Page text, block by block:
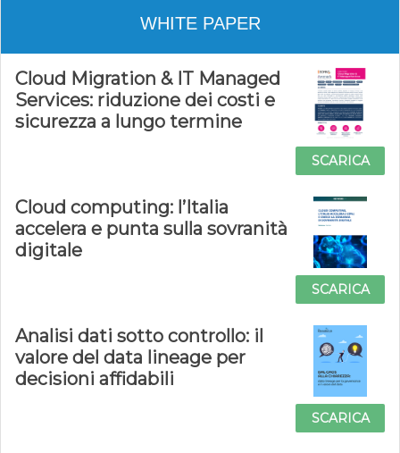
WHITE PAPER
Cloud Migration & IT Managed
Services: riduzione dei costi e
sicurezza a lungo termine
SCARICA
Cloud computing: l’Italia
accelera e punta sulla sovranità
digitale
SCARICA
Analisi dati sotto controllo: il
valore del data lineage per
decisioni affidabili
SCARICA